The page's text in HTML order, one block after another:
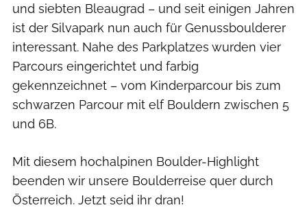
und siebten Bleaugrad – und seit einigen Jahren
ist der Silvapark nun auch für Genussboulderer
interessant. Nahe des Parkplatzes wurden vier
Parcours eingerichtet und farbig
gekennzeichnet – vom Kinderparcour bis zum
schwarzen Parcour mit elf Bouldern zwischen 5
und 6B.
Mit diesem hochalpinen Boulder-Highlight
beenden wir unsere Boulderreise quer durch
Österreich. Jetzt seid ihr dran!